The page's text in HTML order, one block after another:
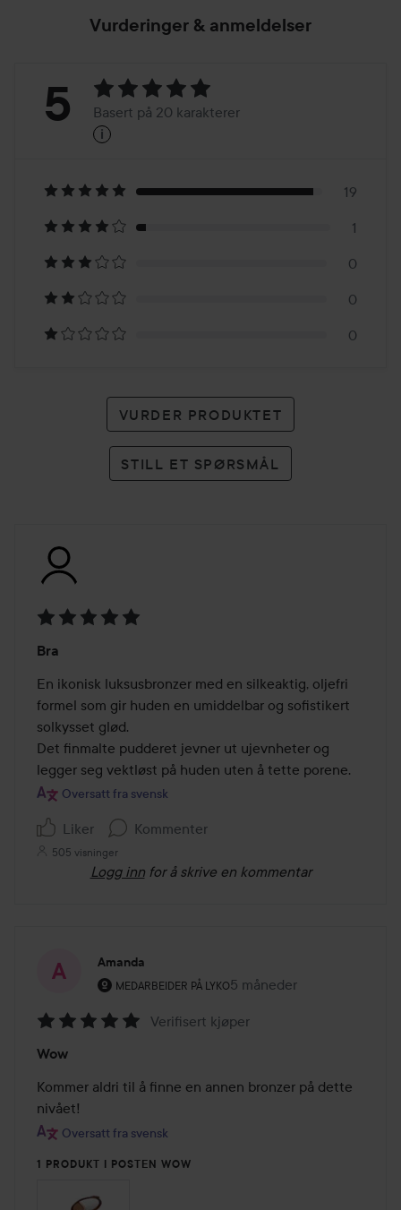
Vurderinger & anmeldelser
Vurdering:
Basert
på
20
karakterer
5 Basert på 20 karakterer
i
19
1
0
0
0
VURDER PRODUKTET
STILL ET SPØRSMÅL
5
av
5
Bra
En ikonisk luksusbronzer med en silkeaktig, oljefri
formel som gir huden en umiddelbar og sofistikert
solkysset glød.
Det finmalte pudderet jevner ut ujevnheter og
legger seg vektløst på huden uten å tette porene.
Oversatt fra svensk
Liker Kommenter
505 visninger
Logg inn for å skrive en kommentar
Amanda
MEDARBEIDER PÅ LYKO
Brukerens rolle: Medarbeider på Lyko.
5 måneder
Innlegget ble opprettet 5
5
av
5
Verifisert kjøper
Wow
Kommer aldri til å finne en annen bronzer på dette
nivået!
Oversatt fra svensk
1 PRODUKT I POSTEN WOW